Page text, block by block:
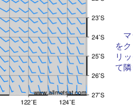
を
リ
て